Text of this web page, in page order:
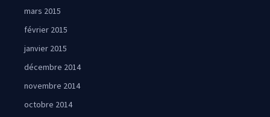
mars 2015
février 2015
janvier 2015
décembre 2014
novembre 2014
octobre 2014